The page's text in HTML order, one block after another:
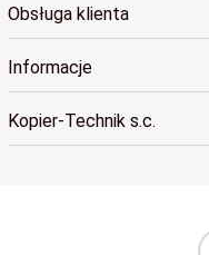
Obsługa klienta
Informacje
Kopier-Technik s.c.